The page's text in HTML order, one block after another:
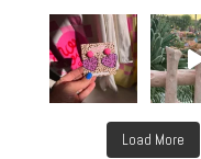
Load More